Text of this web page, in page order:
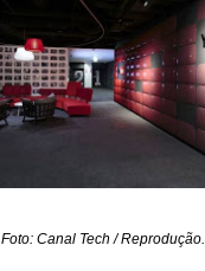
Foto: Canal Tech / Reprodução.